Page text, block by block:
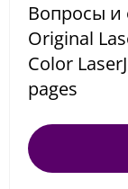
Вопросы и
Original
Color
pages